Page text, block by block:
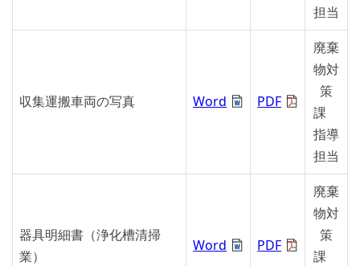
担当
収集運搬車両の写真 Word PDF
廃棄
物対
策
課
指導
担当
器具明細書（浄化槽清掃
業）
Word PDF
廃棄
物対
策
課